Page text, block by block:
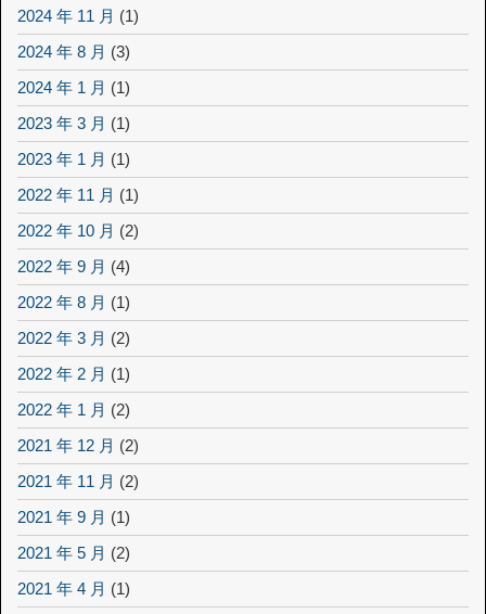
2024 年 11 月 (1)
2024 年 8 月 (3)
2024 年 1 月 (1)
2023 年 3 月 (1)
2023 年 1 月 (1)
2022 年 11 月 (1)
2022 年 10 月 (2)
2022 年 9 月 (4)
2022 年 8 月 (1)
2022 年 3 月 (2)
2022 年 2 月 (1)
2022 年 1 月 (2)
2021 年 12 月 (2)
2021 年 11 月 (2)
2021 年 9 月 (1)
2021 年 5 月 (2)
2021 年 4 月 (1)